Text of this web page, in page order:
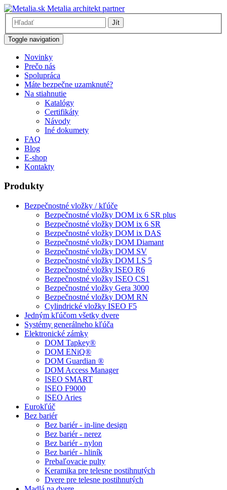
Metalia architekt partner
Jít
Toggle navigation
Novinky
Prečo nás
Spolupráca
Máte bezpečne uzamknuté?
Na stiahnutie
Katalógy
Certifikáty
Návody
Iné dokumety
FAQ
Blog
E-shop
Kontakty
Produkty
Bezpečnostné vložky / kľúče
Bezpečnostné vložky DOM ix 6 SR plus
Bezpečnostné vložky DOM ix 6 SR
Bezpečnostné vložky DOM ix DAS
Bezpečnostné vložky DOM Diamant
Bezpečnostné vložky DOM SV
Bezpečnostné vložky DOM LS 5
Bezpečnostné vložky ISEO R6
Bezpečnostné vložky ISEO CS1
Bezpečnostné vložky Gera 3000
Bezpečnostné vložky DOM RN
Cylindrické vložky ISEO F5
Jedným kľúčom všetky dvere
Systémy generálneho kľúča
Elektronické zámky
DOM Tapkey®
DOM ENiQ®
DOM Guardian ®
DOM Access Manager
ISEO SMART
ISEO F9000
ISEO Aries
Eurokľúč
Bez bariér
Bez bariér - in-line design
Bez bariér - nerez
Bez bariér - nylon
Bez bariér - hliník
Prebaľovacie pulty
Keramika pre telesne postihnutých
Dvere pre telesne postihnutých